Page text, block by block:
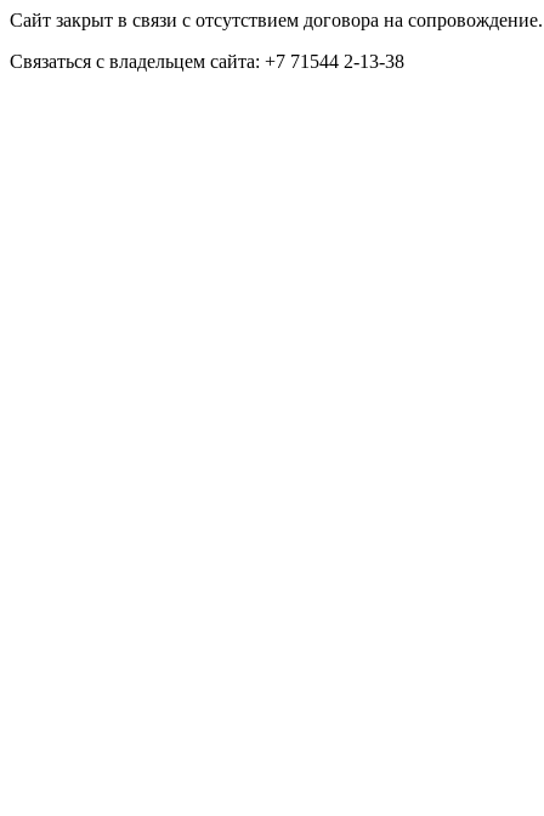
Сайт закрыт в связи с отсутствием договора на сопровождение.
Связаться с владельцем сайта: +7 71544 2-13-38